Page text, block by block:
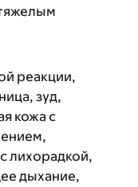
реакции,
зуд,
кожа с
лихорадкой,
дыхание,